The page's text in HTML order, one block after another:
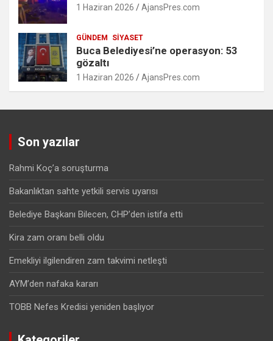
1 Haziran 2026 AjansPres.com
GÜNDEM SIYASET
Buca Belediyesi’ne operasyon: 53
gözaltı
1 Haziran 2026 AjansPres.com
Son yazılar
Rahmi Koç’a soruşturma
Bakanlıktan sahte yetkili servis uyarısı
Belediye Başkanı Bilecen, CHP’den istifa etti
Kira zam oranı belli oldu
Emekliyi ilgilendiren zam takvimi netleşti
AYM’den nafaka kararı
TOBB Nefes Kredisi yeniden başlıyor